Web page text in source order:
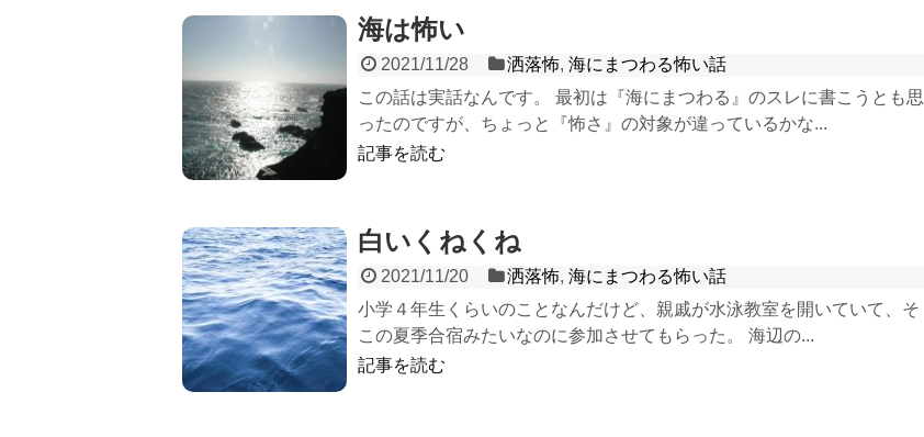
海は怖い
2021/11/28 洒落怖,海にまつわる怖い話
この話は実話なんです。 最初は『海にまつわる』のスレに書こうとも思
ったのですが、ちょっと『怖さ』の対象が違っているかな...
記事を読む
白いくねくね
2021/11/20 洒落怖,海にまつわる怖い話
小学４年生くらいのことなんだけど、親戚が水泳教室を開いていて、そ
この夏季合宿みたいなのに参加させてもらった。 海辺の...
記事を読む